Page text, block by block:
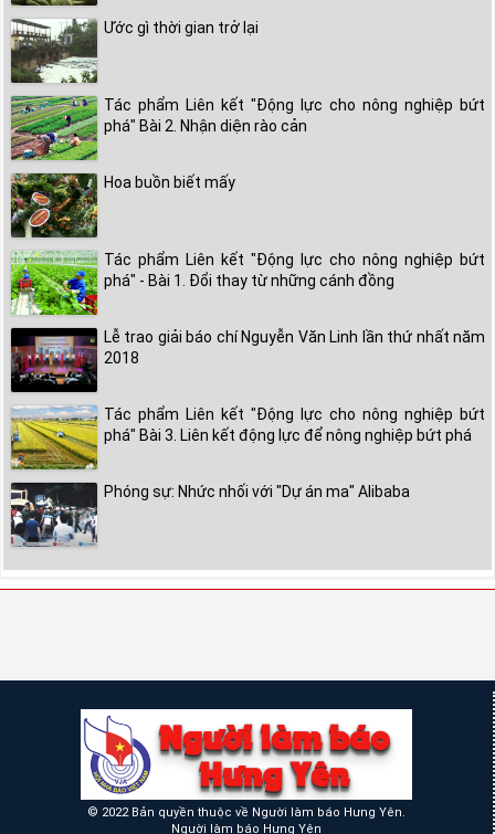
Ước gì thời gian trở lại
Tác phẩm Liên kết "Động lực cho nông nghiệp bứt
phá" Bài 2. Nhận diện rào cản
Hoa buồn biết mấy
Tác phẩm Liên kết "Động lực cho nông nghiệp bứt
phá" - Bài 1. Đổi thay từ những cánh đồng
Lễ trao giải báo chí Nguyễn Văn Linh lần thứ nhất năm
2018
Tác phẩm Liên kết "Động lực cho nông nghiệp bứt
phá" Bài 3. Liên kết động lực để nông nghiệp bứt phá
Phóng sự: Nhức nhối với "Dự án ma" Alibaba
© 2022 Bản quyền thuộc về Người làm báo Hưng Yên.
Người làm báo Hưng Yên